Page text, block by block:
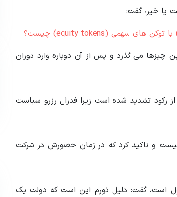
یا خیر، گفت:
چیزها می گذرد و پس از آن دوباره وارد دوران
تا 18 ماه است. اخیرا ترس از رکود تشدید شده است زیرا فدرال رزرو سیاست
و تاکید کرد که در زمان حضورش در شرکت‌
است، گفت: دلیل تورم این است که دولت یک